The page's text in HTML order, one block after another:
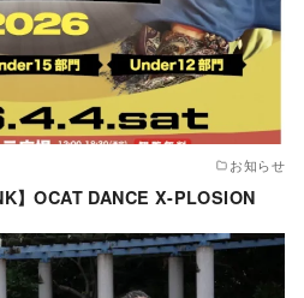
お知らせ
】OCAT DANCE X-PLOSION